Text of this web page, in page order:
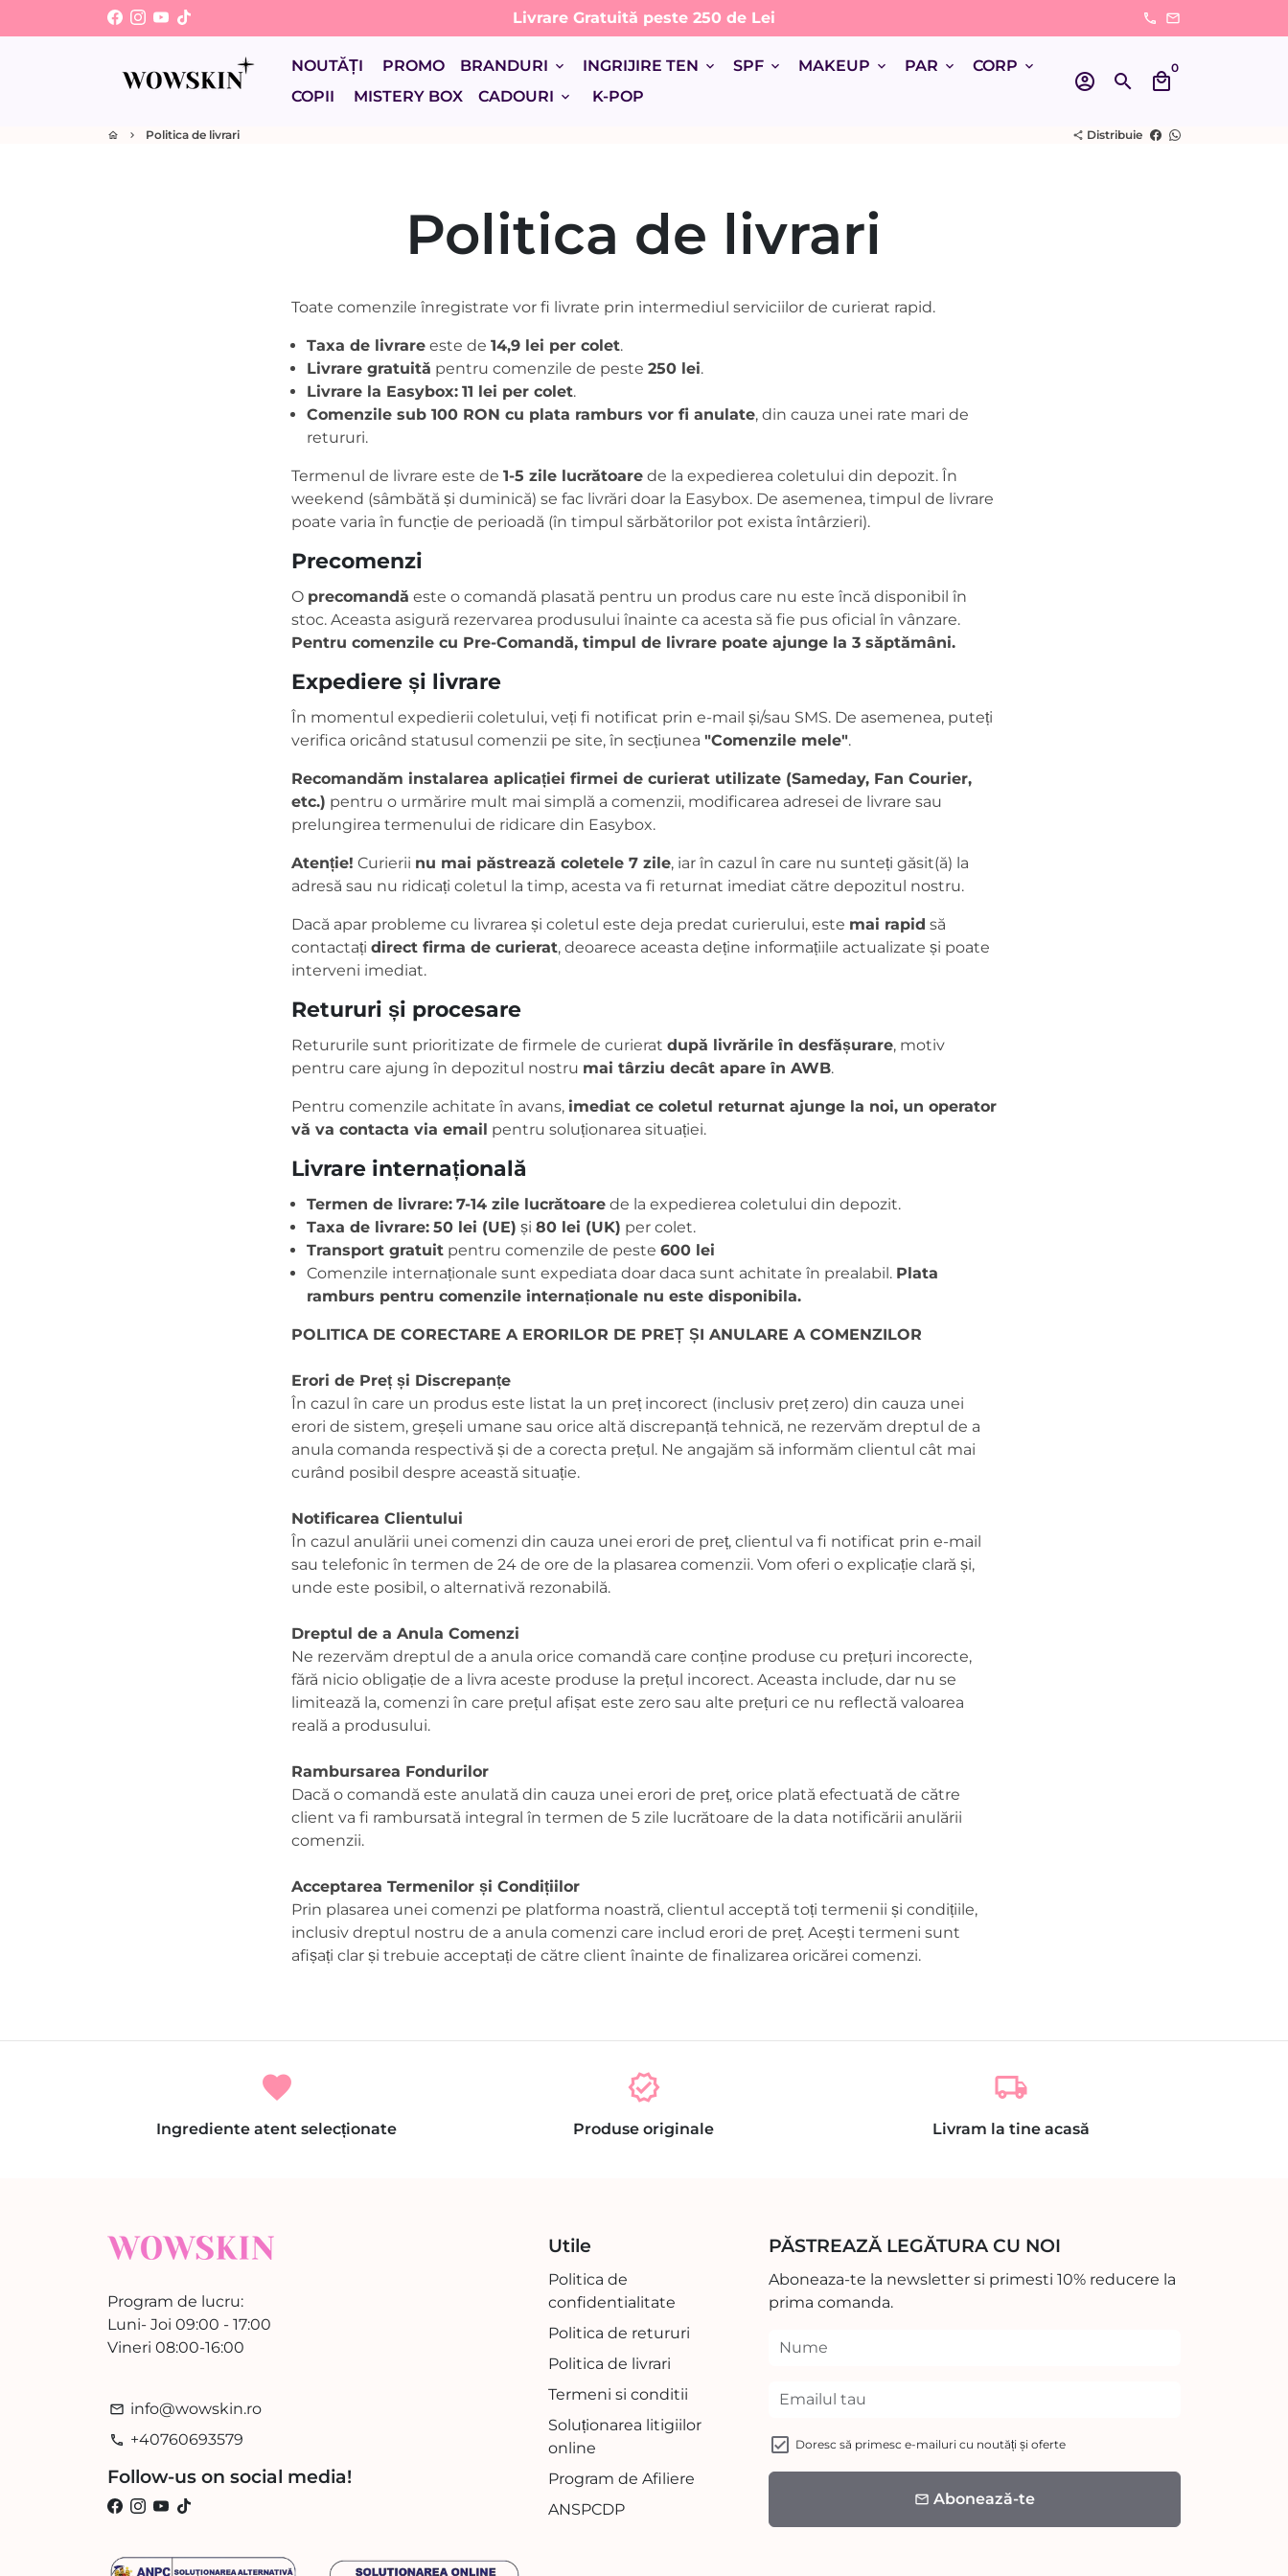
la
Livrare Gratuită peste 250 de Lei phone email
NOUTĂȚI PROMO BRANDURI keyboard_arrow_down INGRIJIRE TEN keyboard_arrow_down SPF keyboard_arrow_down MAKEUP keyboard_arrow_down PAR keyboard_arrow_down CORP keyboard_arrow_down
COPII MISTERY BOX CADOURI keyboard_arrow_down K-POP
account_circle search local_mall
0
home keyboard_arrow_right Politica de livrari share Distribuie
Politica de livrari
Toate comenzile înregistrate vor fi livrate prin intermediul serviciilor de curierat rapid.
Taxa de livrareeste de 14,9 lei per colet.
Livrare gratuită pentru comenzile de peste 250 lei.
Livrare la Easybox: 11 lei per colet.
Comenzile sub 100 RON cu plata ramburs vor fi anulate, din cauza unei rate mari de
retururi.
Termenul de livrare este de 1-5 zile lucrătoarede la expedierea coletului din depozit. În
weekend (sâmbătă și duminică) se fac livrări doar la Easybox. De asemenea, timpul de livrare
poate varia în funcție de perioadă (în timpul sărbătorilor pot exista întârzieri).
Precomenzi
O precomandă este o comandă plasată pentru un produs care nu este încă disponibil în
stoc. Aceasta asigură rezervarea produsului înainte ca acesta să fie pus oficial în vânzare.
Pentru comenzile cu Pre-Comandă, timpul de livrare poate ajunge la 3 săptămâni.
Expediere și livrare
În momentul expedierii coletului, veți fi notificat prin e-mail și/sau SMS. De asemenea, puteți
verifica oricând statusul comenzii pe site, în secțiunea "Comenzile mele".
Recomandăm instalarea aplicației firmei de curierat utilizate (Sameday, Fan Courier,
etc.) pentru o urmărire mult mai simplă a comenzii, modificarea adresei de livrare sau
prelungirea termenului de ridicare din Easybox.
Atenție! Curierii nu mai păstrează coletele 7 zile, iar în cazul în care nu sunteți găsit(ă) la
adresă sau nu ridicați coletul la timp, acesta va fi returnat imediat către depozitul nostru.
Dacă apar probleme cu livrarea și coletul este deja predat curierului, este mai rapid să
contactați direct firma de curierat, deoarece aceasta deține informațiile actualizate și poate
interveni imediat.
Retururi și procesare
Retururile sunt prioritizate de firmele de curierat după livrările în desfășurare, motiv
pentru care ajung în depozitul nostru mai târziu decât apare în AWB.
Pentru comenzile achitate în avans, imediat ce coletul returnat ajunge la noi, un operator
vă va contacta via email pentru soluționarea situației.
Livrare internațională
Termen de livrare: 7-14 zile lucrătoarede la expedierea coletului din depozit.
Taxa de livrare: 50 lei (UE) și 80 lei (UK) per colet.
Transport gratuitpentru comenzile de peste 600 lei
Comenzile internaționale sunt expediata doar daca sunt achitate în prealabil. Plata
ramburs pentru comenzile internaționale nu este disponibila.
POLITICA DE CORECTARE A ERORILOR DE PREȚ ȘI ANULARE A COMENZILOR
Erori de Preț și Discrepanțe
În cazul în care un produs este listat la un preț incorect (inclusiv preț zero) din cauza unei
erori de sistem, greșeli umane sau orice altă discrepanță tehnică, ne rezervăm dreptul de a
anula comanda respectivă și de a corecta prețul. Ne angajăm să informăm clientul cât mai
curând posibil despre această situație.
Notificarea Clientului
În cazul anulării unei comenzi din cauza unei erori de preț, clientul va fi notificat prin e-mail
sau telefonic în termen de 24 de ore de la plasarea comenzii. Vom oferi o explicație clară și,
unde este posibil, o alternativă rezonabilă.
Dreptul de a Anula Comenzi
Ne rezervăm dreptul de a anula orice comandă care conține produse cu prețuri incorecte,
fără nicio obligație de a livra aceste produse la prețul incorect. Aceasta include, dar nu se
limitează la, comenzi în care prețul afișat este zero sau alte prețuri ce nu reflectă valoarea
reală a produsului.
Rambursarea Fondurilor
Dacă o comandă este anulată din cauza unei erori de preț, orice plată efectuată de către
client va fi rambursată integral în termen de 5 zile lucrătoare de la data notificării anulării
comenzii.
Acceptarea Termenilor și Condițiilor
Prin plasarea unei comenzi pe platforma noastră, clientul acceptă toți termenii și condițiile,
inclusiv dreptul nostru de a anula comenzi care includ erori de preț. Acești termeni sunt
afișați clar și trebuie acceptați de către client înainte de finalizarea oricărei comenzi.
favorite
Ingrediente atent selecționate
verified
Produse originale
local_shipping
Livram la tine acasă
Program de lucru:
Luni- Joi 09:00 - 17:00
Vineri 08:00-16:00
email info@wowskin.ro
phone +40760693579
Follow-us on social media!
Utile
Politica de
confidentialitate
Politica de retururi
Politica de livrari
Termeni si conditii
Soluționarea litigiilor
online
Program de Afiliere
ANSPCDP
PĂSTREAZĂ LEGĂTURA CU NOI
Aboneaza-te la newsletter si primesti 10% reducere la
prima comanda.
Doresc să primesc e-mailuri cu noutăți și oferte
email Abonează-te